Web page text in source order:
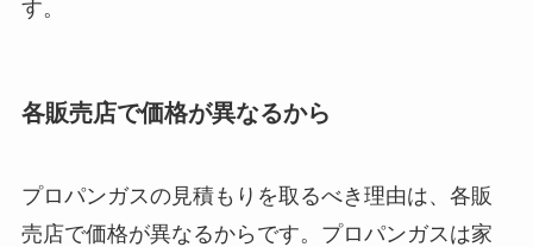
す。
各販売店で価格が異なるから
プロパンガスの見積もりを取るべき理由は、各販
売店で価格が異なるからです。プロパンガスは家